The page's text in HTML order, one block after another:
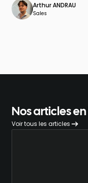
Arthur ANDRAU
Sales
Nos articles
Voir tous les articles